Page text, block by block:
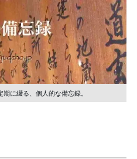
に綴る、個人的な備忘録。